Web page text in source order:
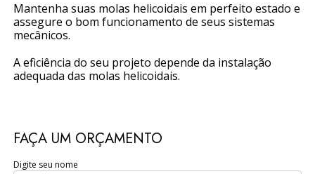
Mantenha suas molas helicoidais em perfeito estado e
assegure o bom funcionamento de seus sistemas
mecânicos.
A eficiência do seu projeto depende da instalação
adequada das molas helicoidais.
FAÇA UM ORÇAMENTO
Digite seu nome